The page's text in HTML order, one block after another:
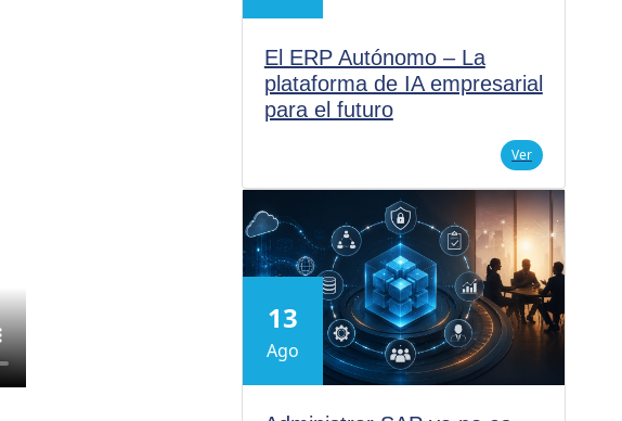
El ERP Autónomo – La
plataforma de IA empresarial
para el futuro
Ver
13
Ago